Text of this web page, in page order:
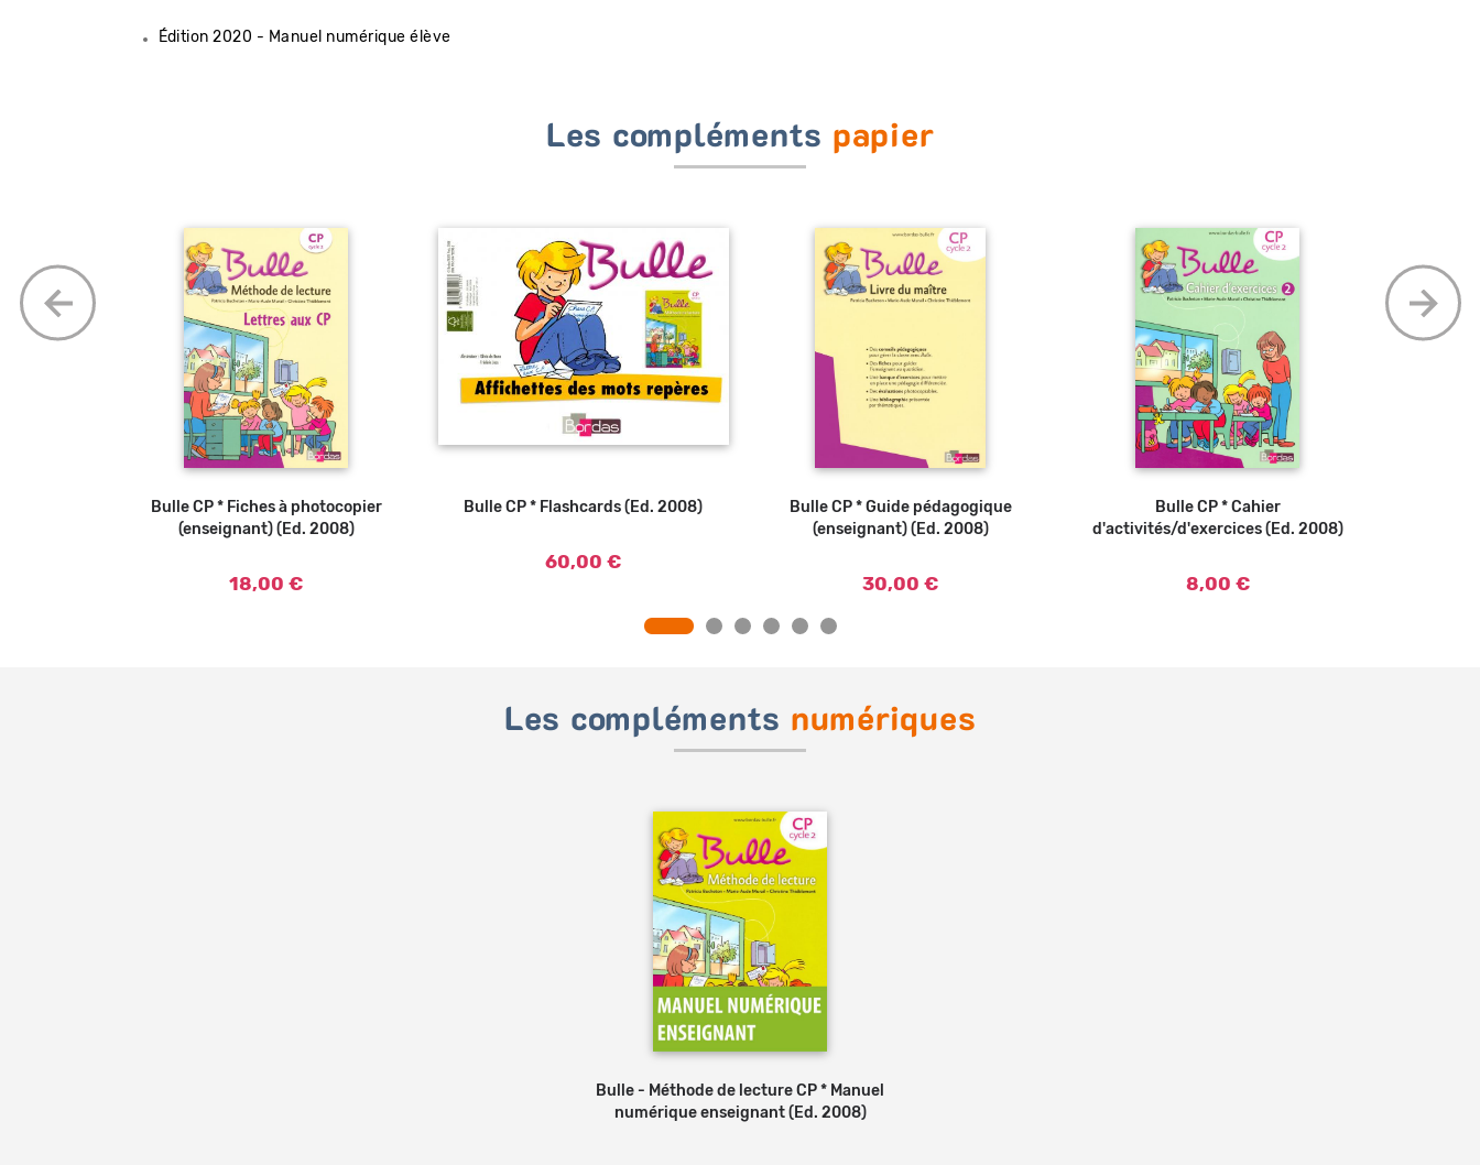
Édition 2020 - Manuel numérique élève
Les compléments papier
Ajouter au panier
Bulle CP * Fiches à photocopier
(enseignant) (Ed. 2008)
18,00 €
Ajouter au panier
Bulle CP * Flashcards (Ed. 2008)
60,00 €
Ajouter au panier
Bulle CP * Guide pédagogique
(enseignant) (Ed. 2008)
30,00 €
Ajouter au panier
Bulle CP * Cahier
d'activités/d'exercices (Ed. 2008)
8,00 €
Les compléments numériques
Bulle - Méthode de lecture CP * Manuel
numérique enseignant (Ed. 2008)